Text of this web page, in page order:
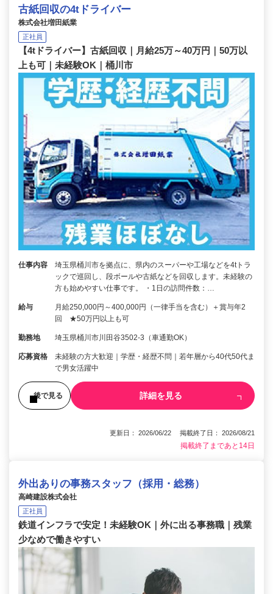
古紙回収の4tドライバー
株式会社増田紙業
正社員
【4tドライバー】古紙回収｜月給25万～40万円｜50万以
上も可｜未経験OK｜桶川市
仕事内容
埼玉県桶川市を拠点に、県内のスーパーや工場などを4tトラ
ックで巡回し、段ボールや古紙などを回収します。未経験の
方も始めやすい仕事です。 ・1日の訪問件数：…
給与
月給250,000円～400,000円（一律手当を含む）＋賞与年2
回 ★50万円以上も可
勤務地 埼玉県桶川市川田谷3502-3（車通勤OK）
応募資格
未経験の方大歓迎｜学歴・経歴不問｜若年層から40代50代ま
で男女活躍中
後で見る 詳細を見る
更新日： 2026/06/22 掲載終了日： 2026/08/21
掲載終了まであと14日
外出ありの事務スタッフ（採用・総務）
高崎建設株式会社
正社員
鉄道インフラで安定！未経験OK｜外に出る事務職｜残業
少なめで働きやすい